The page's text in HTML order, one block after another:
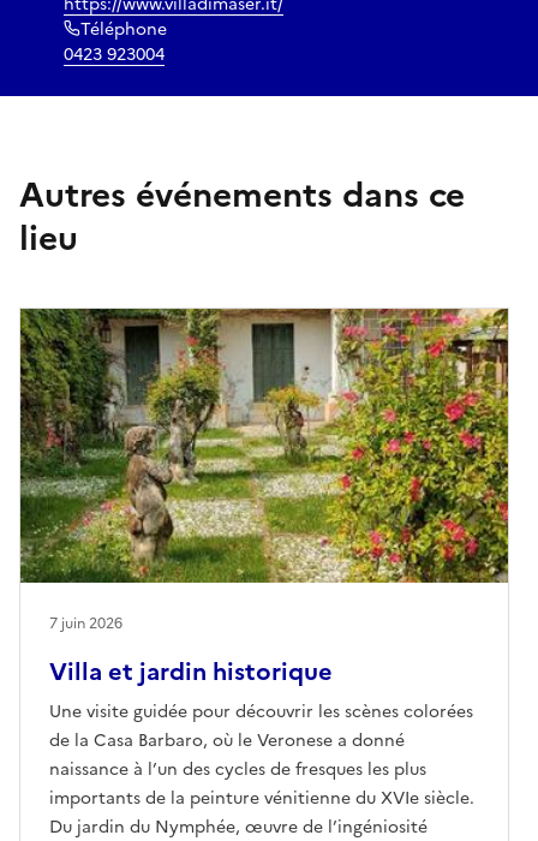
Téléphone
0423 923004
Autres événements dans ce
lieu
Villa et jardin historique
Une visite guidée pour découvrir les scènes colorées
de la Casa Barbaro, où le Veronese a donné
naissance à l’un des cycles de fresques les plus
importants de la peinture vénitienne du XVIe siècle.
Du jardin du Nymphée, œuvre de l’ingéniosité
7 juin 2026